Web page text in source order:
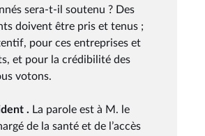
sera-t-il soutenu ? Des
doivent être pris et tenus ;
pour ces entreprises et
et pour la crédibilité des
votons.
. La parole est à M. le
de la santé et de l’accès